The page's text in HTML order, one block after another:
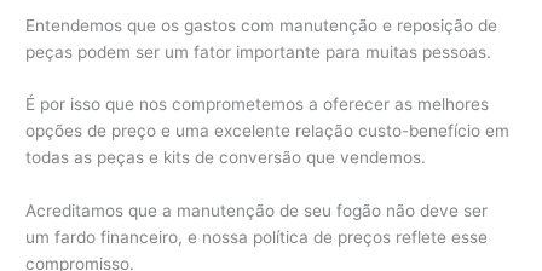
Entendemos que os gastos com manutenção e reposição de
peças podem ser um fator importante para muitas pessoas.
É por isso que nos comprometemos a oferecer as melhores
opções de preço e uma excelente relação custo-benefício em
todas as peças e kits de conversão que vendemos.
Acreditamos que a manutenção de seu fogão não deve ser
um fardo financeiro, e nossa política de preços reflete esse
compromisso.